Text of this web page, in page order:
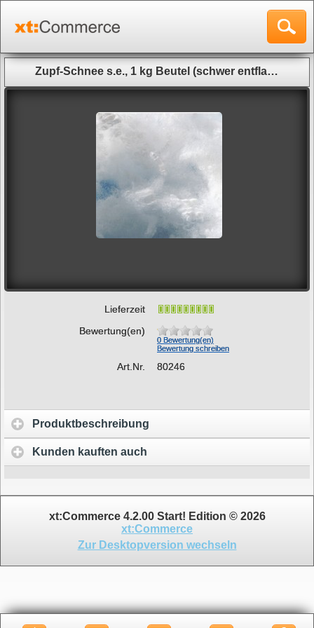
streuschnee, snow, artificial snow, kunstschnee, theaterschnee
Zupf-Schnee s.e., 1 kg Beutel (schwer entflammbar)
Lieferzeit
Bewertung(en)
0 Bewertung(en)
Bewertung schreiben
Art.Nr. 80246
Produktbeschreibung
Kunden kauften auch
xt:Commerce 4.2.00 Start! Edition © 2026
xt:Commerce
Zur Desktopversion wechseln